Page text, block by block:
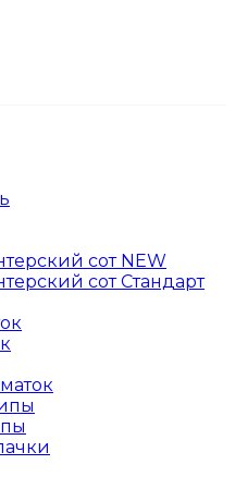
сот NEW
сот Стандарт